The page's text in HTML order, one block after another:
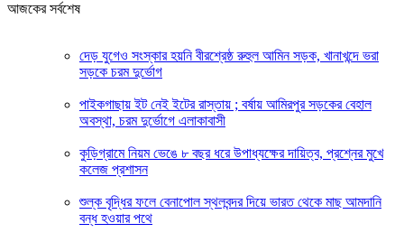
আজকের সর্বশেষ
দেড় যুগেও সংস্কার হয়নি বীরশ্রেষ্ঠ রুহুল আমিন সড়ক, খানাখন্দে ভরা
সড়কে চরম দুর্ভোগ
পাইকগাছায় ইট নেই ইটের রাস্তায় ; বর্ষায় আমিরপুর সড়কের বেহাল
অবস্থা, চরম দুর্ভোগে এলাকাবাসী
কুড়িগ্রামে নিয়ম ভেঙে ৮ বছর ধরে উপাধ্যক্ষের দায়িত্ব, প্রশ্নের মুখে
কলেজ প্রশাসন
শুল্ক বৃদ্ধির ফলে বেনাপোল স্থলবন্দর দিয়ে ভারত থেকে মাছ আমদানি
বন্ধ হওয়ার পথে